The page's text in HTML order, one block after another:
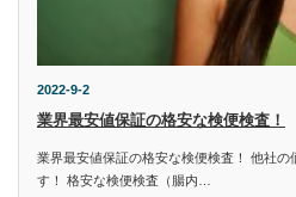
2022-9-2
業界最安値保証の格安な検便検査！
業界最安値保証の格安な検便検査！ 他社の
す！ 格安な検便検査（腸内…